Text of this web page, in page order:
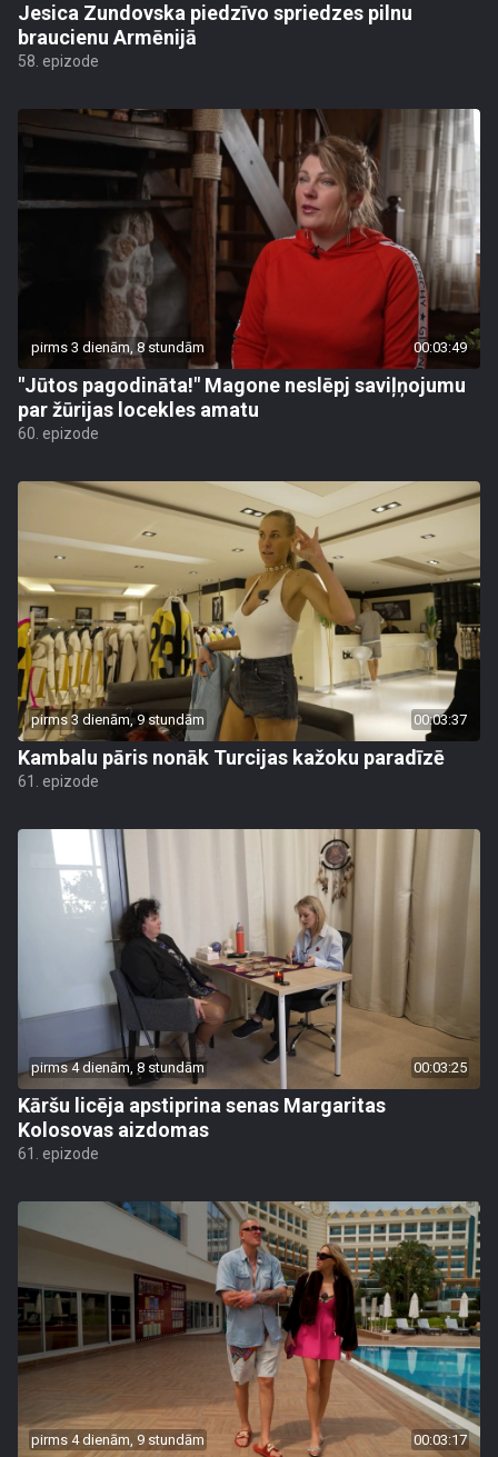
Jesica Zundovska piedzīvo spriedzes pilnu
braucienu Armēnijā
58. epizode
pirms 3 dienām, 8 stundām 00:03:49
"Jūtos pagodināta!" Magone neslēpj saviļņojumu
par žūrijas locekles amatu
60. epizode
pirms 3 dienām, 9 stundām 00:03:37
Kambalu pāris nonāk Turcijas kažoku paradīzē
61. epizode
pirms 4 dienām, 8 stundām 00:03:25
Kāršu licēja apstiprina senas Margaritas
Kolosovas aizdomas
61. epizode
pirms 4 dienām, 9 stundām 00:03:17